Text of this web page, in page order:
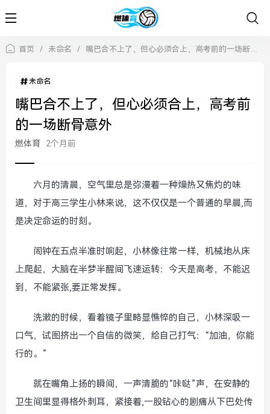
首页 / 未命名 / 嘴巴合不上了，但心必须合上，高考前的一场断骨意外
未命名
嘴巴合不上了，但心必须合上，高考前
的一场断骨意外
燃体育 2个月前
六月的清晨，空气里总是弥漫着一种燥热又焦灼的味
道，对于高三学生小林来说，这不仅仅是一个普通的早晨,而
是决定命运的时刻。
闹钟在五点半准时响起，小林像往常一样，机械地从床
上爬起，大脑在半梦半醒间飞速运转：今天是高考，不能迟
到，不能紧张,要正常发挥。
洗漱的时候，看着镜子里略显憔悴的自己，小林深吸一
口气，试图挤出一个自信的微笑，给自己打气：“加油，你能
行的。”
就在嘴角上扬的瞬间，一声清脆的“咔哒”声，在安静的
卫生间里显得格外刺耳，紧接着,一股钻心的剧痛从下巴处传